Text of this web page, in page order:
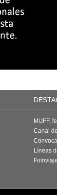
MUFF,
Canal
Líneas